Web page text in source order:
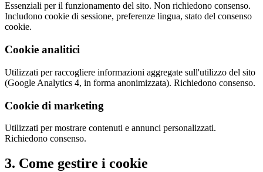
Essenziali per il funzionamento del sito. Non richiedono consenso.
Includono cookie di sessione, preferenze lingua, stato del consenso
cookie.
Cookie analitici
Utilizzati per raccogliere informazioni aggregate sull'utilizzo del sito
(Google Analytics 4, in forma anonimizzata). Richiedono consenso.
Cookie di marketing
Utilizzati per mostrare contenuti e annunci personalizzati.
Richiedono consenso.
3. Come gestire i cookie